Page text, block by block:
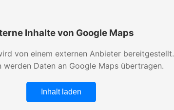
Inhalte von Google Maps
von einem externen Anbieter bereitgestellt.
werden Daten an Google Maps übertragen.
Inhalt laden